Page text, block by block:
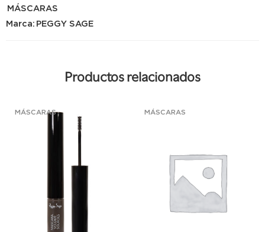
MÁSCARAS
Marca: PEGGY SAGE
Productos relacionados
MÁSCARAS MÁSCARAS